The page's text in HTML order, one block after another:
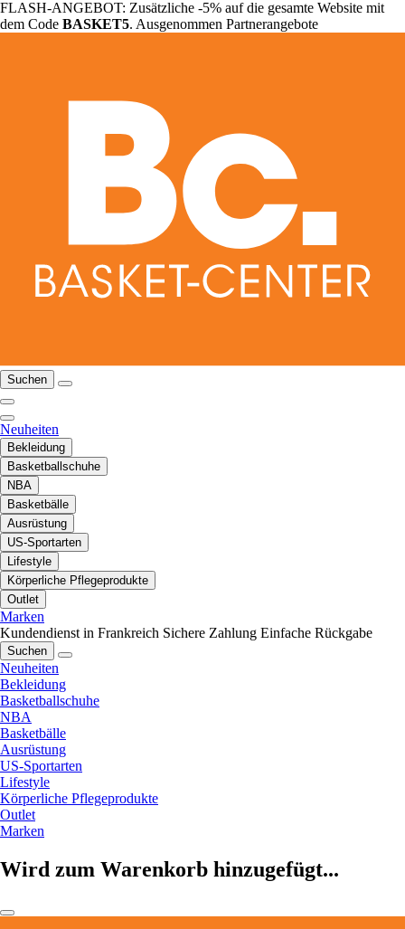
FLASH-ANGEBOT: Zusätzliche -5% auf die gesamte Website mit
dem Code BASKET5. Ausgenommen Partnerangebote
Suchen
Neuheiten
Bekleidung
Basketballschuhe
NBA
Basketbälle
Ausrüstung
US-Sportarten
Lifestyle
Körperliche Pflegeprodukte
Outlet
Marken
Kundendienst in Frankreich Sichere Zahlung Einfache Rückgabe
Suchen
Neuheiten
Bekleidung
Basketballschuhe
NBA
Basketbälle
Ausrüstung
US-Sportarten
Lifestyle
Körperliche Pflegeprodukte
Outlet
Marken
Wird zum Warenkorb hinzugefügt...